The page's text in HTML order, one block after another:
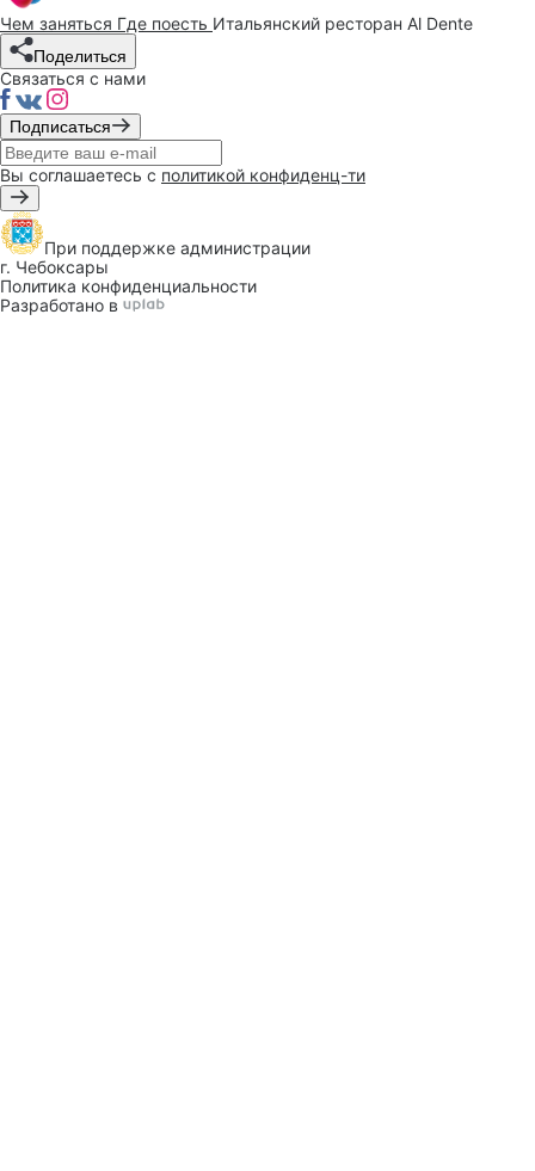
Чем заняться Где поесть Итальянский ресторан Al Dente
Поделиться
Связаться с нами
Подписаться
Вы соглашаетесь с политикой конфиденц-ти
При поддержке администрации
г. Чебоксары
Политика конфиденциальности
Разработано в